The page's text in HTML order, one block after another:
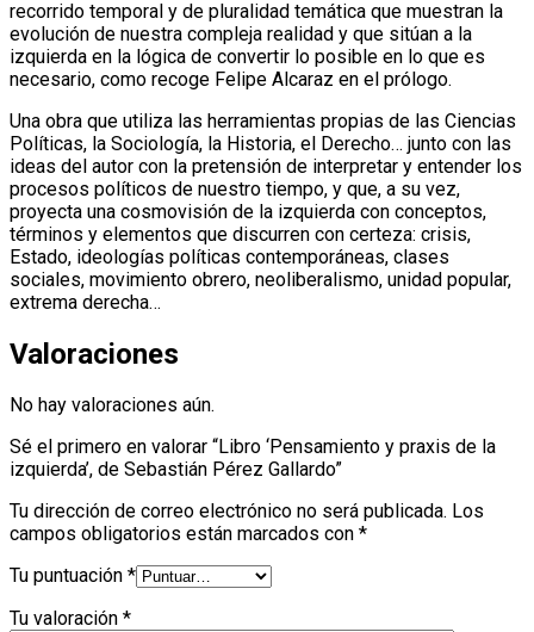
recorrido temporal y de pluralidad temática que muestran la
evolución de nuestra compleja realidad y que sitúan a la
izquierda en la lógica de convertir lo posible en lo que es
necesario, como recoge Felipe Alcaraz en el prólogo.
Una obra que utiliza las herramientas propias de las Ciencias
Políticas, la Sociología, la Historia, el Derecho… junto con las
ideas del autor con la pretensión de interpretar y entender los
procesos políticos de nuestro tiempo, y que, a su vez,
proyecta una cosmovisión de la izquierda con conceptos,
términos y elementos que discurren con certeza: crisis,
Estado, ideologías políticas contemporáneas, clases
sociales, movimiento obrero, neoliberalismo, unidad popular,
extrema derecha…
Valoraciones
No hay valoraciones aún.
Sé el primero en valorar “Libro ‘Pensamiento y praxis de la
izquierda’, de Sebastián Pérez Gallardo”
Tu dirección de correo electrónico no será publicada. Los
campos obligatorios están marcados con *
Tu puntuación *
Tu valoración *